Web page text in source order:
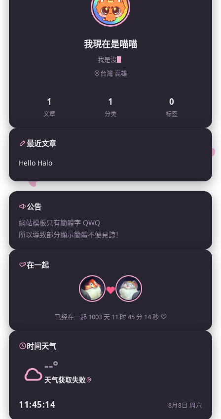
我現在是喵喵
台灣 高雄
1
文章
1
分类
0
标签
最近文章
Hello Halo
公告
網站模板只有簡體字 QWQ
所以導致部分顯示簡體不便見諒！
在一起
❤
已经在一起 1003 天 11 时 45 分 14 秒 ♡
时间天气
--°
天气获取失败
11:45:14 8月8日 周六